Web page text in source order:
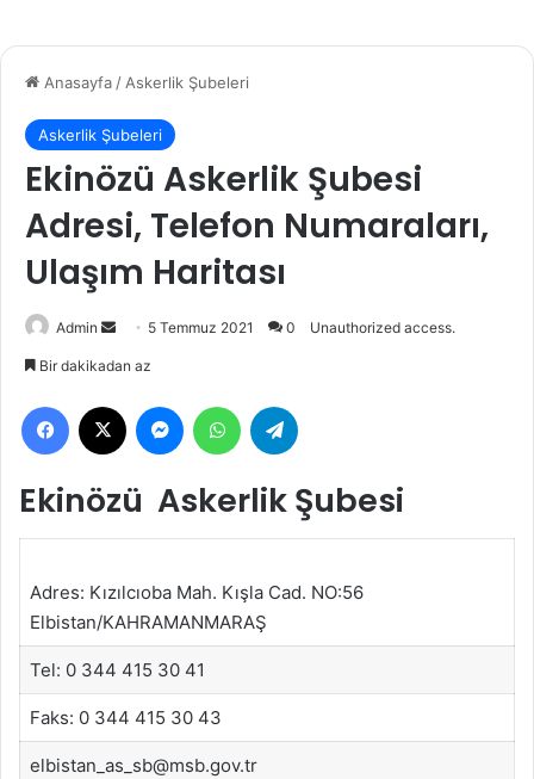
Anasayfa / Askerlik Şubeleri
Askerlik Şubeleri
Ekinözü Askerlik Şubesi
Adresi, Telefon Numaraları,
Ulaşım Haritası
Admin
Bir
göndermek
5 Temmuz 2021 0 Unauthorized access.
Bir dakikadan az
Facebook MessengerWhatsApp
Ekinözü Askerlik Şubesi
Adres: Kızılcıoba Mah. Kışla Cad. NO:56
Elbistan/KAHRAMANMARAŞ
Tel: 0 344 415 30 41
Faks: 0 344 415 30 43
elbistan_as_sb@msb.gov.tr